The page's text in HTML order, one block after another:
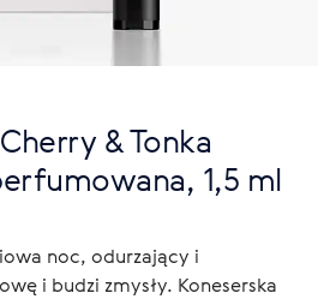
& Tonka
1,5 ml
noc, odurzający i
i budzi zmysły. Koneserska